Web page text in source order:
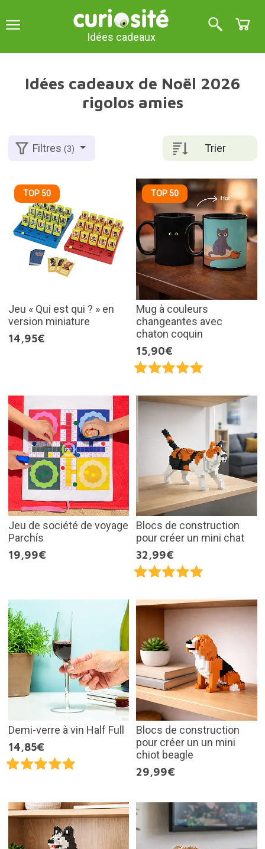
Idées cadeaux
Idées cadeaux de Noël 2026
rigolos amies
Trier
Filtres(3)
TOP 50
Jeu « Qui est qui ? » en
version miniature
14,95€
TOP 50
Mug à couleurs
changeantes avec
chaton coquin
15,90€
Jeu de société de voyage
Parchís
19,99€
Blocs de construction
pour créer un mini chat
32,99€
Demi-verre à vin Half Full
14,85€
Blocs de construction
pour créer un un mini
chiot beagle
29,99€